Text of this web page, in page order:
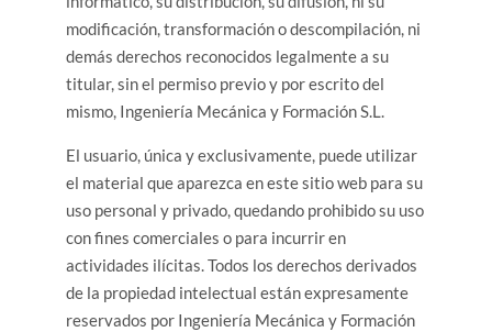
modificación, transformación o descompilación, ni
demás derechos reconocidos legalmente a su
titular, sin el permiso previo y por escrito del
mismo, Ingeniería Mecánica y Formación S.L.
El usuario, única y exclusivamente, puede utilizar
el material que aparezca en este sitio web para su
uso personal y privado, quedando prohibido su uso
con fines comerciales o para incurrir en
actividades ilícitas. Todos los derechos derivados
de la propiedad intelectual están expresamente
reservados por Ingeniería Mecánica y Formación